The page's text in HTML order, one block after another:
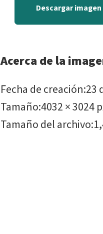
Descargar imagen
Acerca de la
Fecha de creación:23
Tamaño:4032 × 3024
Tamaño del archivo: